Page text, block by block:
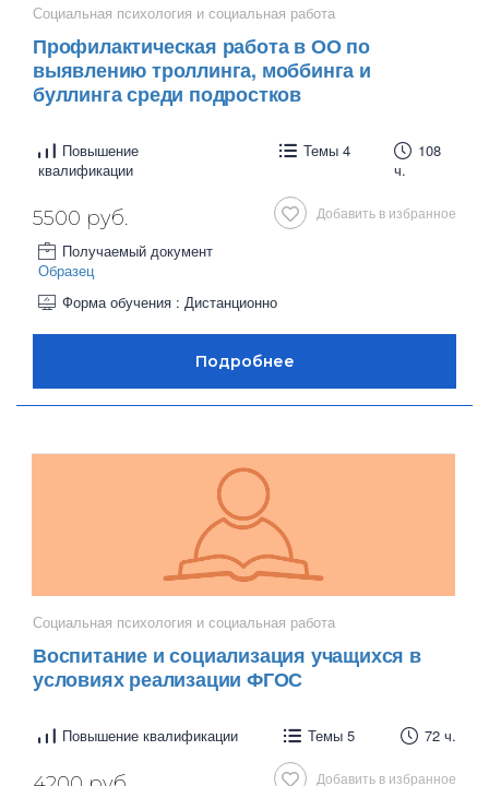
Социальная психология и социальная работа
Профилактическая работа в ОО по
выявлению троллинга, моббинга и
буллинга среди подростков
Повышение
квалификации
Темы 4
108
ч.
Добавить в избранное
5500 руб.
Получаемый документ
Образец
Форма обучения : Дистанционно
Социальная психология и социальная работа
Воспитание и социализация учащихся в
условиях реализации ФГОС
Повышение квалификации Темы 5 72 ч.
Добавить в избранное